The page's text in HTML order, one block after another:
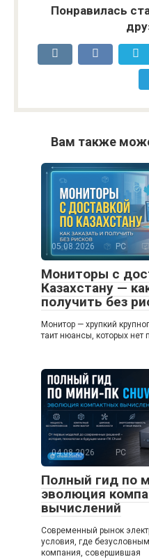
Понравилась
Вам также
05.08.2026 PC
Мониторы с
Казахстану —
получить без
Монитор — хрупкий
таит нюансы, которых нет
04.08.2026 PC
Полный гид по
эволюция
вычислений
Современный рынок
условия, где
компания, совершившая